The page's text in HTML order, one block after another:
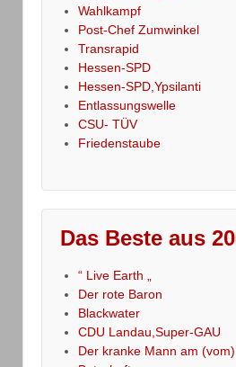
Wahlkampf
Post-Chef Zumwinkel
Transrapid
Hessen-SPD
Hessen-SPD,Ypsilanti
Entlassungswelle
CSU- TÜV
Friedenstaube
Das Beste aus
“ Live Earth „
Der rote Baron
Blackwater
CDU Landau,Super-GAU
Der kranke Mann am